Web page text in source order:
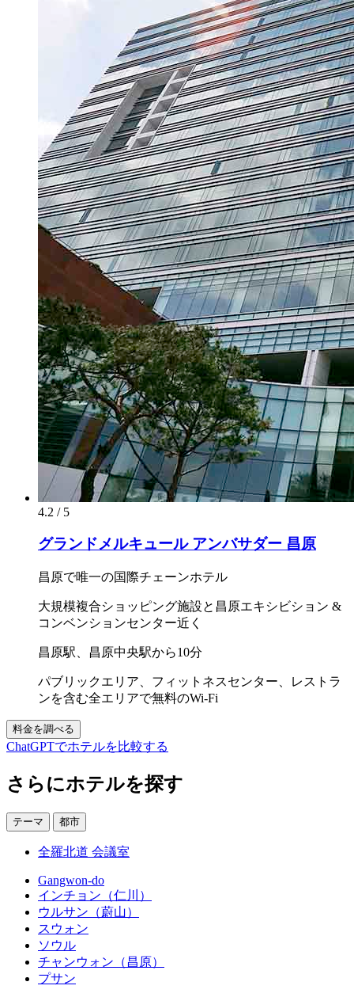
4.2 / 5
グランドメルキュール アンバサダー 昌原
昌原で唯一の国際チェーンホテル
大規模複合ショッピング施設と昌原エキシビション &
コンベンションセンター近く
昌原駅、昌原中央駅から10分
パブリックエリア、フィットネスセンター、レストラ
ンを含む全エリアで無料のWi-Fi
料金を調べる
ChatGPTでホテルを比較する
さらにホテルを探す
テーマ 都市
全羅北道 会議室
Gangwon-do
インチョン（仁川）
ウルサン（蔚山）
スウォン
ソウル
チャンウォン（昌原）
プサン